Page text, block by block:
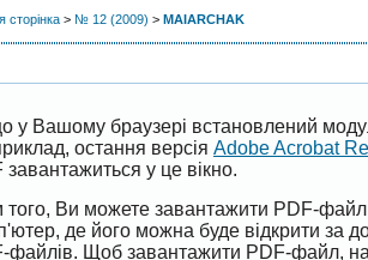
сторінка > № 12 (2009) > MAIARCHAK
у Вашому браузері встановлений
остання версія Adobe Acrobat
завантажиться у це вікно.
того, Ви можете завантажити PDF-
де його можна буде відкрити за
файлів. Щоб завантажити PDF-файл,